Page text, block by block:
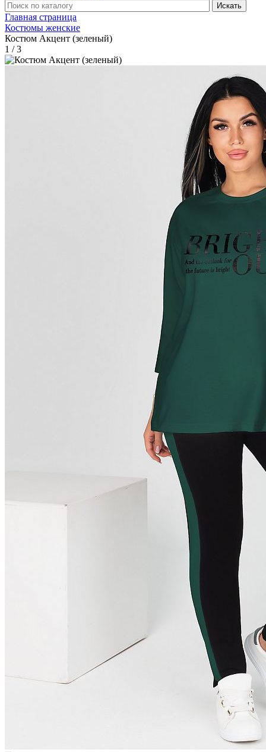
Главная страница
Костюмы женские
Костюм Акцент (зеленый)
1 / 3